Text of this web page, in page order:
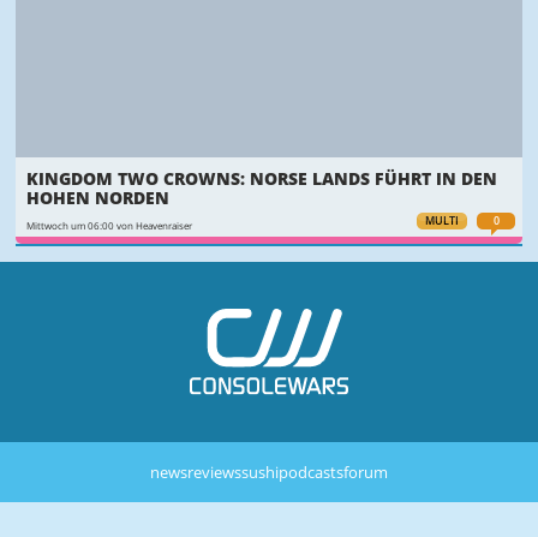
MULTI 0
KINGDOM TWO CROWNS: NORSE LANDS FÜHRT IN DEN
HOHEN NORDEN
Mittwoch um 06:00 von Heavenraiser
newsreviewssushipodcastsforum